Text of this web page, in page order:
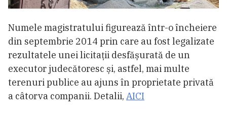
Numele magistratului figurează într-o încheiere
din septembrie 2014 prin care au fost legalizate
rezultatele unei licitații desfășurată de un
executor judecătoresc și, astfel, mai multe
terenuri publice au ajuns în proprietate privată
a câtorva companii. Detalii, AICI